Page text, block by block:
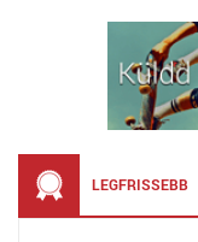
LEGFRISSEBB